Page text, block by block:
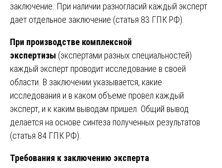
заключение. При наличии разногласий каждый эксперт
дает отдельное заключение (статья 83 ГПК РФ).
При производстве комплексной
экспертизы (экспертами разных специальностей)
каждый эксперт проводит исследование в своей
области. В заключении указывается, какие
исследования и в каком объеме провел каждый
эксперт, и к каким выводам пришел. Общий вывод
делается на основе синтеза полученных результатов
(статья 84 ГПК РФ).
Требования к заключению эксперта